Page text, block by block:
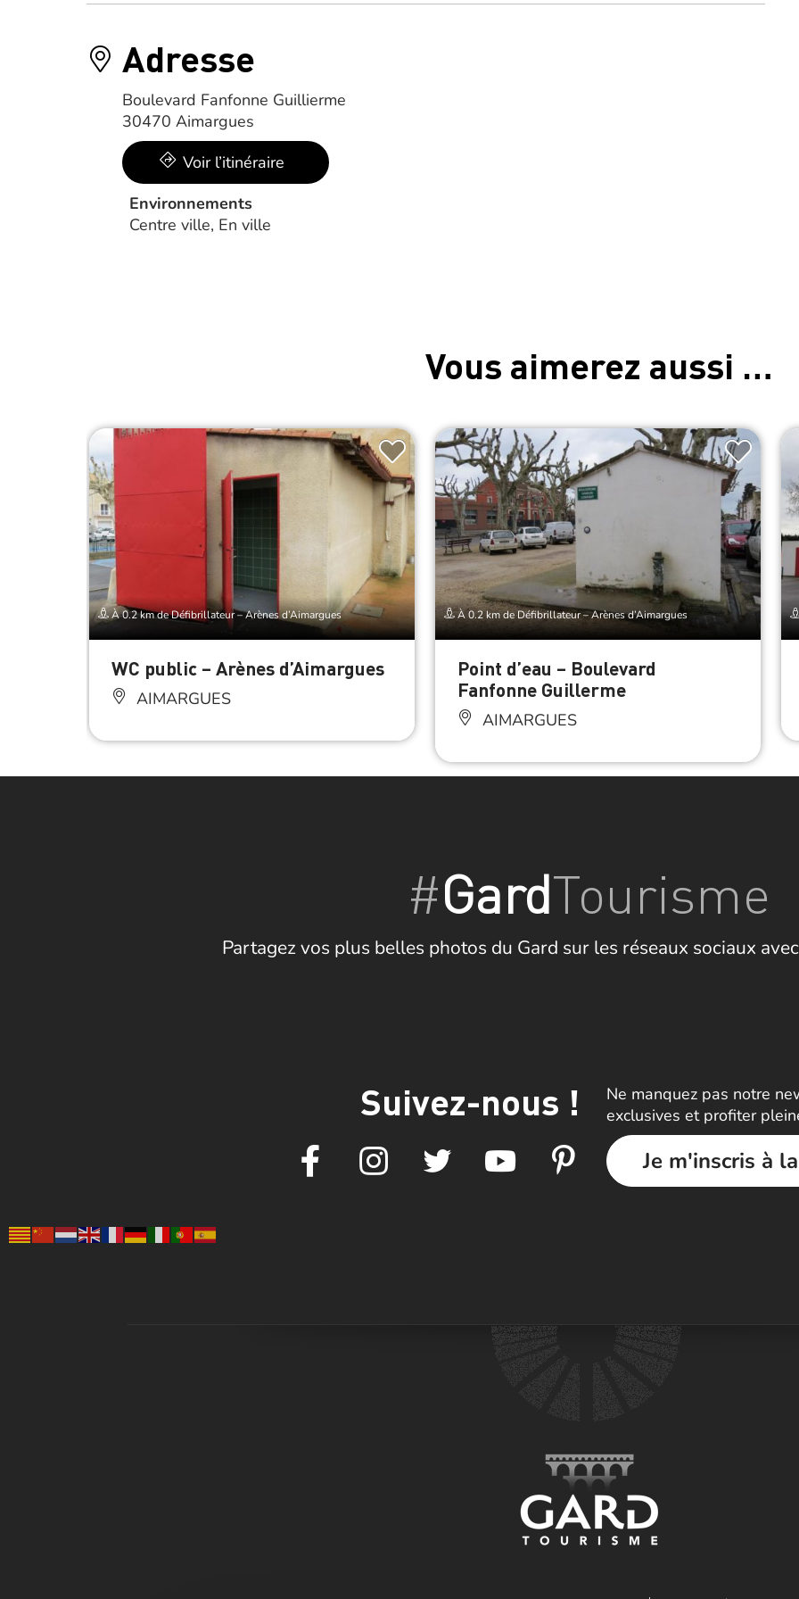
Adresse
Boulevard Fanfonne Guillierme
30470 Aimargues
Voir l’itinéraire
Environnements
Centre ville, En ville
Vous aimerez aussi …
À 0.2 km de Défibrillateur – Arènes d’Aimargues
WC public – Arènes d’Aimargues
AIMARGUES
À 0.2 km de Défibrillateur – Arènes d’Aimargues
Point d’eau – Boulevard
Fanfonne Guillerme
AIMARGUES
#GardTourisme
Partagez vos plus belles photos du Gard sur les réseaux sociaux
Suivez-nous !
Ne manquez pas notre
exclusives et profiter
Je m'inscris à